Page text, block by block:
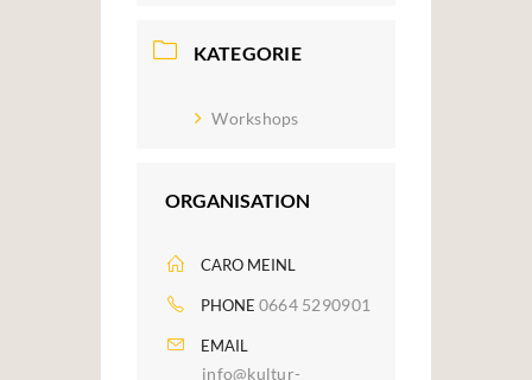
KATEGORIE
Workshops
ORGANISATION
CARO MEINL
PHONE 0664 5290901
EMAIL
info@kultur-